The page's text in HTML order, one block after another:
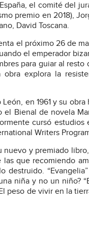
el comité del
premio en 2018),
David Toscana.
el próximo 26 de
el emperador
para guiar al
explora la
en 1961 y su
Bienal de novela
cursó
Writers
nuevo y premiado
que recomiendo
destruido.
niña y no un niño?
peso de vivir en la